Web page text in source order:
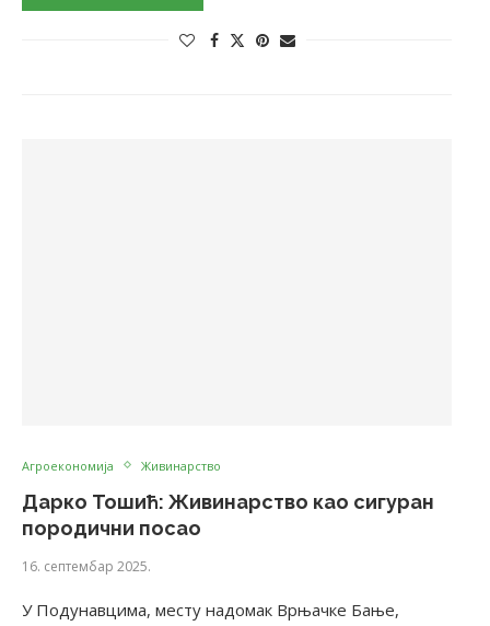
Агроекономија Живинарство
Дарко Тошић: Живинарство као сигуран
породични посао
16. септембар 2025.
У Подунавцима, месту надомак Врњачке Бање,